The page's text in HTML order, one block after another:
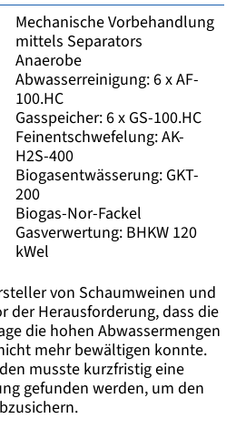
Mechanische Vorbehandlung
mittels Separators
Anaerobe
Abwasserreinigung: 6 x AF-
100.HC
Gasspeicher: 6 x GS-100.HC
Feinentschwefelung: AK-
H2S-400
Biogasentwässerung: GKT-
200
Biogas-Nor-Fackel
Gasverwertung: BHKW 120
kWel
von Schaumweinen und
der Herausforderung, dass die
die hohen Abwassermengen
mehr bewältigen konnte.
musste kurzfristig eine
gefunden werden, um den